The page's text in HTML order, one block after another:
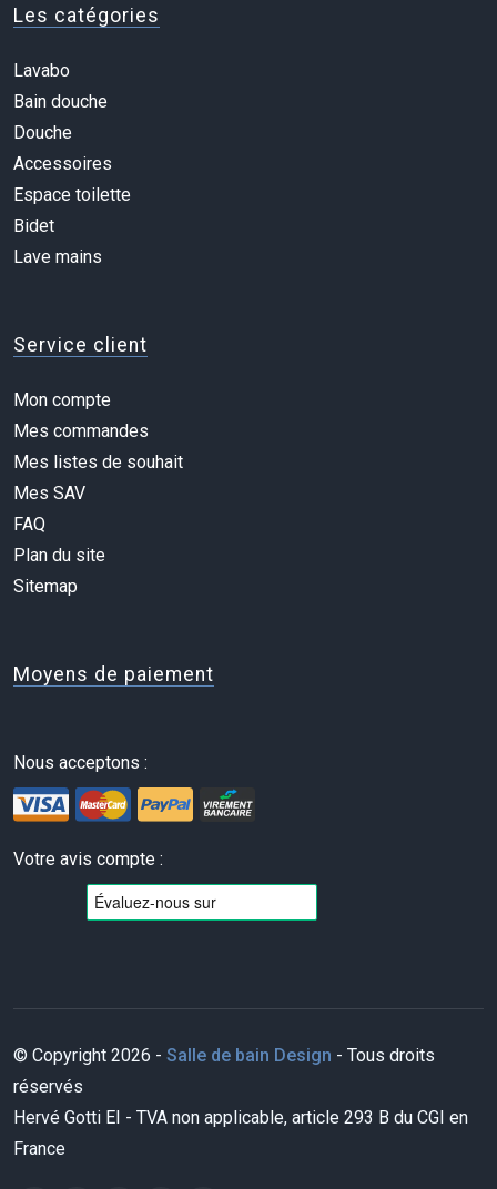
Les catégories
Lavabo
Bain douche
Douche
Accessoires
Espace toilette
Bidet
Lave mains
Service client
Mon compte
Mes commandes
Mes listes de souhait
Mes SAV
FAQ
Plan du site
Sitemap
Moyens de paiement
Nous acceptons :
Votre avis compte :
© Copyright 2026 - Salle de bain Design - Tous droits
réservés
Hervé Gotti EI - TVA non applicable, article 293 B du CGI en
France